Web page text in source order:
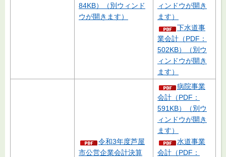
84KB）（別ウィンド
ウが開きます）
ィンドウが開き
ます）
下水道事
業会計（PDF：
502KB）（別ウ
ィンドウが開き
ます）
令和3年度芦屋
市公営企業会計決算
病院事業
会計（PDF：
591KB）（別ウ
ィンドウが開き
ます）
水道事業
会計（PDF：